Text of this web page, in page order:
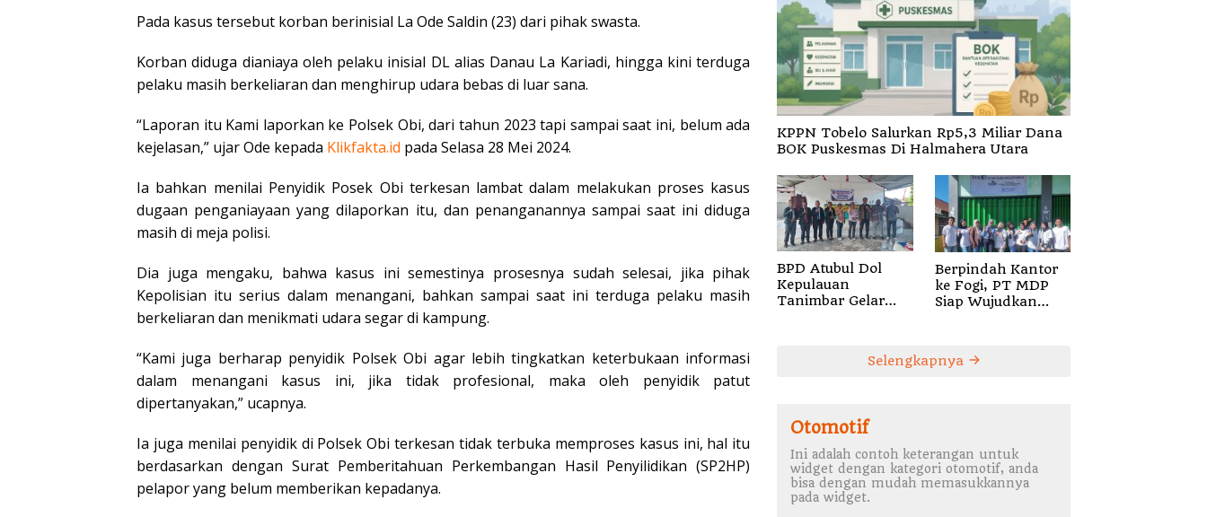
Pada kasus tersebut korban berinisial La Ode Saldin (23) dari pihak swasta.
Korban diduga dianiaya oleh pelaku inisial DL alias Danau La Kariadi, hingga kini terduga
pelaku masih berkeliaran dan menghirup udara bebas di luar sana.
“Laporan itu Kami laporkan ke Polsek Obi, dari tahun 2023 tapi sampai saat ini, belum ada
kejelasan,” ujar Ode kepada Klikfakta.id pada Selasa 28 Mei 2024.
Ia bahkan menilai Penyidik Posek Obi terkesan lambat dalam melakukan proses kasus
dugaan penganiayaan yang dilaporkan itu, dan penanganannya sampai saat ini diduga
masih di meja polisi.
Dia juga mengaku, bahwa kasus ini semestinya prosesnya sudah selesai, jika pihak
Kepolisian itu serius dalam menangani, bahkan sampai saat ini terduga pelaku masih
berkeliaran dan menikmati udara segar di kampung.
“Kami juga berharap penyidik Polsek Obi agar lebih tingkatkan keterbukaan informasi
dalam menangani kasus ini, jika tidak profesional, maka oleh penyidik patut
dipertanyakan,” ucapnya.
Ia juga menilai penyidik di Polsek Obi terkesan tidak terbuka memproses kasus ini, hal itu
berdasarkan dengan Surat Pemberitahuan Perkembangan Hasil Penyilidikan (SP2HP)
pelapor yang belum memberikan kepadanya.
KPPN Tobelo Salurkan Rp5,3 Miliar Dana
BOK Puskesmas Di Halmahera Utara
BPD Atubul Dol
Kepulauan
Tanimbar Gelar
Berpindah Kantor
ke Fogi, PT MDP
Siap Wujudkan
Selengkapnya
Otomotif
Ini adalah contoh keterangan untuk
widget dengan kategori otomotif, anda
bisa dengan mudah memasukkannya
pada widget.